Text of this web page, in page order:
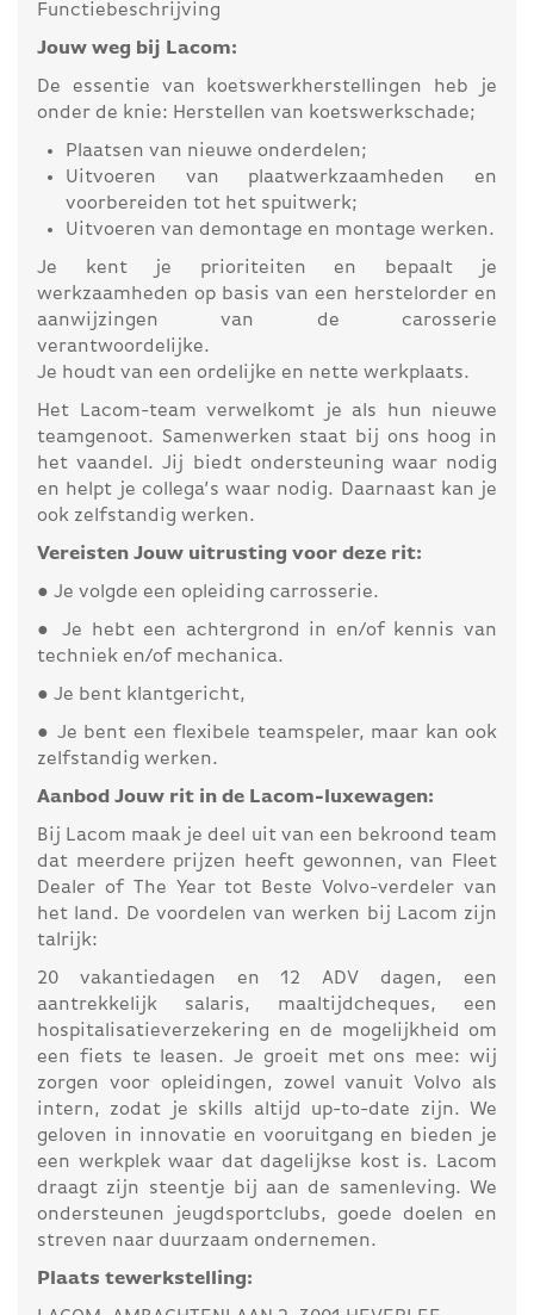
Functiebeschrijving
Jouw weg bij Lacom:
De essentie van koetswerkherstellingen heb je
onder de knie: Herstellen van koetswerkschade;
Plaatsen van nieuwe onderdelen;
Uitvoeren van plaatwerkzaamheden en
voorbereiden tot het spuitwerk;
Uitvoeren van demontage en montage werken.
Je kent je prioriteiten en bepaalt je
werkzaamheden op basis van een herstelorder en
aanwijzingen van de carosserie
verantwoordelijke.
Je houdt van een ordelijke en nette werkplaats.
Het Lacom-team verwelkomt je als hun nieuwe
teamgenoot. Samenwerken staat bij ons hoog in
het vaandel. Jij biedt ondersteuning waar nodig
en helpt je collega’s waar nodig. Daarnaast kan je
ook zelfstandig werken.
Vereisten Jouw uitrusting voor deze rit:
● Je volgde een opleiding carrosserie.
● Je hebt een achtergrond in en/of kennis van
techniek en/of mechanica.
● Je bent klantgericht,
● Je bent een flexibele teamspeler, maar kan ook
zelfstandig werken.
Aanbod Jouw rit in de Lacom-luxewagen:
Bij Lacom maak je deel uit van een bekroond team
dat meerdere prijzen heeft gewonnen, van Fleet
Dealer of The Year tot Beste Volvo-verdeler van
het land. De voordelen van werken bij Lacom zijn
talrijk:
20 vakantiedagen en 12 ADV dagen, een
aantrekkelijk salaris, maaltijdcheques, een
hospitalisatieverzekering en de mogelijkheid om
een fiets te leasen. Je groeit met ons mee: wij
zorgen voor opleidingen, zowel vanuit Volvo als
intern, zodat je skills altijd up-to-date zijn. We
geloven in innovatie en vooruitgang en bieden je
een werkplek waar dat dagelijkse kost is. Lacom
draagt zijn steentje bij aan de samenleving. We
ondersteunen jeugdsportclubs, goede doelen en
streven naar duurzaam ondernemen.
Plaats tewerkstelling: